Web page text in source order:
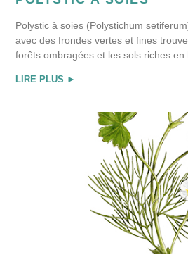
Polystic à soies (Polystichum
avec des frondes vertes et fines
forêts ombragées et les sols riches en
LIRE PLUS ►